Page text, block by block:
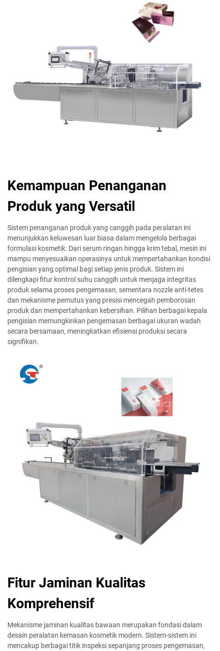
Kemampuan Penanganan
Produk yang Versatil
Sistem penanganan produk yang canggih pada peralatan ini
menunjukkan keluwesan luar biasa dalam mengelola berbagai
formulasi kosmetik. Dari serum ringan hingga krim tebal, mesin ini
mampu menyesuaikan operasinya untuk mempertahankan kondisi
pengisian yang optimal bagi setiap jenis produk. Sistem ini
dilengkapi fitur kontrol suhu canggih untuk menjaga integritas
produk selama proses pengemasan, sementara nozzle anti-tetes
dan mekanisme pemutus yang presisi mencegah pemborosan
produk dan mempertahankan kebersihan. Pilihan berbagai kepala
pengisian memungkinkan pengemasan berbagai ukuran wadah
secara bersamaan, meningkatkan efisiensi produksi secara
signifikan.
Fitur Jaminan Kualitas
Komprehensif
Mekanisme jaminan kualitas bawaan merupakan fondasi dalam
desain peralatan kemasan kosmetik modern. Sistem-sistem ini
mencakup berbagai titik inspeksi sepanjang proses pengemasan,